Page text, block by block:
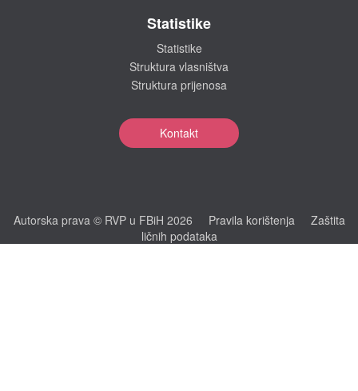
Statistike
Statistike
Struktura vlasništva
Struktura prijenosa
Kontakt
Autorska prava © RVP u FBiH 2026 Pravila korištenja
Zaštita
ličnih podataka